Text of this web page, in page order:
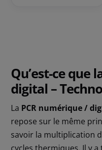
Qu’est-ce que
digital –
La PCR numérique /
repose sur le même
savoir la multiplication